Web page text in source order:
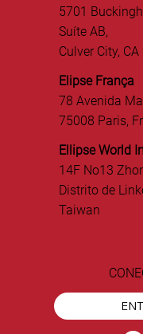
5701
Suíte AB,
Culver City,
Elipse França
78 Avenida
75008 Paris,
Ellipse World
14F No13
Distrito de
Taiwan